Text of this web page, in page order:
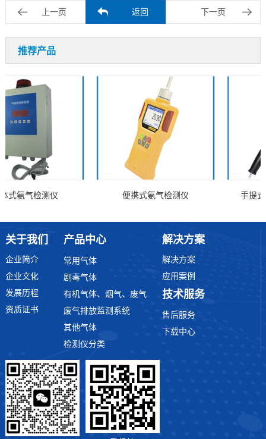
上一页 返回 下一页
推荐产品
气检测仪 便携式氨气检测仪 手提式高
关于我们
企业简介
企业文化
发展历程
资质证书
产品中心
常用气体
剧毒气体
有机气体、烟气、废气
废气排放监测系统
其他气体
检测仪分类
解决方案
解决方案
应用案例
技术服务
售后服务
下载中心